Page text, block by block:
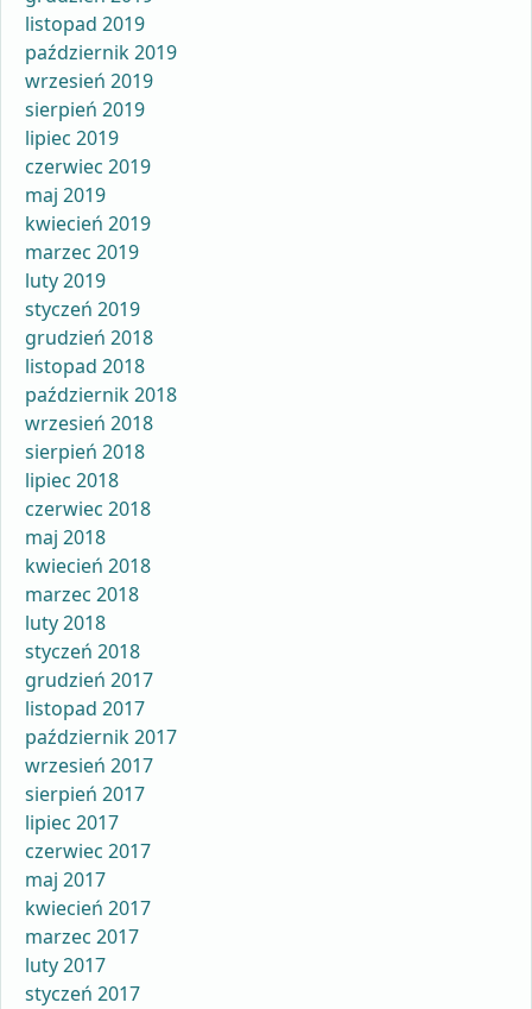
listopad 2019
październik 2019
wrzesień 2019
sierpień 2019
lipiec 2019
czerwiec 2019
maj 2019
kwiecień 2019
marzec 2019
luty 2019
styczeń 2019
grudzień 2018
listopad 2018
październik 2018
wrzesień 2018
sierpień 2018
lipiec 2018
czerwiec 2018
maj 2018
kwiecień 2018
marzec 2018
luty 2018
styczeń 2018
grudzień 2017
listopad 2017
październik 2017
wrzesień 2017
sierpień 2017
lipiec 2017
czerwiec 2017
maj 2017
kwiecień 2017
marzec 2017
luty 2017
styczeń 2017